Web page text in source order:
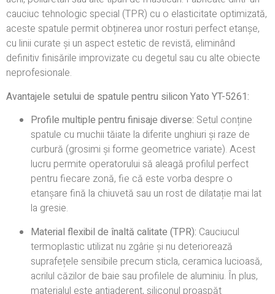
cauciuc tehnologic special (TPR) cu o elasticitate optimizată,
aceste spatule permit obținerea unor rosturi perfect etanșe,
cu linii curate și un aspect estetic de revistă, eliminând
definitiv finisările improvizate cu degetul sau cu alte obiecte
neprofesionale.
Avantajele setului de spatule pentru silicon Yato YT-5261:
Profile multiple pentru finisaje diverse: Setul conține
spatule cu muchii tăiate la diferite unghiuri și raze de
curbură (grosimi și forme geometrice variate). Acest
lucru permite operatorului să aleagă profilul perfect
pentru fiecare zonă, fie că este vorba despre o
etanșare fină la chiuvetă sau un rost de dilatație mai lat
la gresie.
Material flexibil de înaltă calitate (TPR): Cauciucul
termoplastic utilizat nu zgârie și nu deteriorează
suprafețele sensibile precum sticla, ceramica lucioasă,
acrilul căzilor de baie sau profilele de aluminiu. În plus,
materialul este antiaderent, siliconul proaspăt